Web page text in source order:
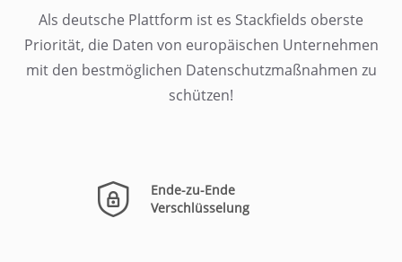
Als deutsche Plattform ist es Stackfields oberste
Priorität, die Daten von europäischen Unternehmen
mit den bestmöglichen Datenschutzmaßnahmen zu
schützen!
Ende-zu-Ende
Verschlüsselung